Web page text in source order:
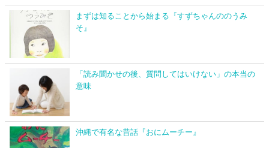
まずは知ることから始まる『すずちゃんののうみ
そ』
「読み聞かせの後、質問してはいけない」の本当の
意味
沖縄で有名な昔話『おにムーチー』